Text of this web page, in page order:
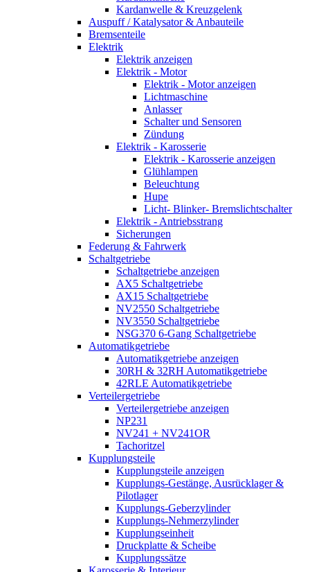
Kardanwelle & Kreuzgelenk
Auspuff / Katalysator & Anbauteile
Bremsenteile
Elektrik
Elektrik anzeigen
Elektrik - Motor
Elektrik - Motor anzeigen
Lichtmaschine
Anlasser
Schalter und Sensoren
Zündung
Elektrik - Karosserie
Elektrik - Karosserie anzeigen
Glühlampen
Beleuchtung
Hupe
Licht- Blinker- Bremslichtschalter
Elektrik - Antriebsstrang
Sicherungen
Federung & Fahrwerk
Schaltgetriebe
Schaltgetriebe anzeigen
AX5 Schaltgetriebe
AX15 Schaltgetriebe
NV2550 Schaltgetriebe
NV3550 Schaltgetriebe
NSG370 6-Gang Schaltgetriebe
Automatikgetriebe
Automatikgetriebe anzeigen
30RH & 32RH Automatikgetriebe
42RLE Automatikgetriebe
Verteilergetriebe
Verteilergetriebe anzeigen
NP231
NV241 + NV241OR
Tachoritzel
Kupplungsteile
Kupplungsteile anzeigen
Kupplungs-Gestänge, Ausrücklager &
Pilotlager
Kupplungs-Geberzylinder
Kupplungs-Nehmerzylinder
Kupplungseinheit
Druckplatte & Scheibe
Kupplungssätze